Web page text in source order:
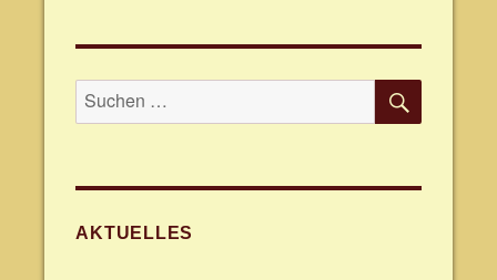
Suche
nach:
AKTUELLES